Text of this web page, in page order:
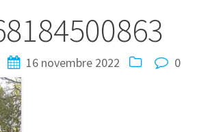
16 novembre 2022 0